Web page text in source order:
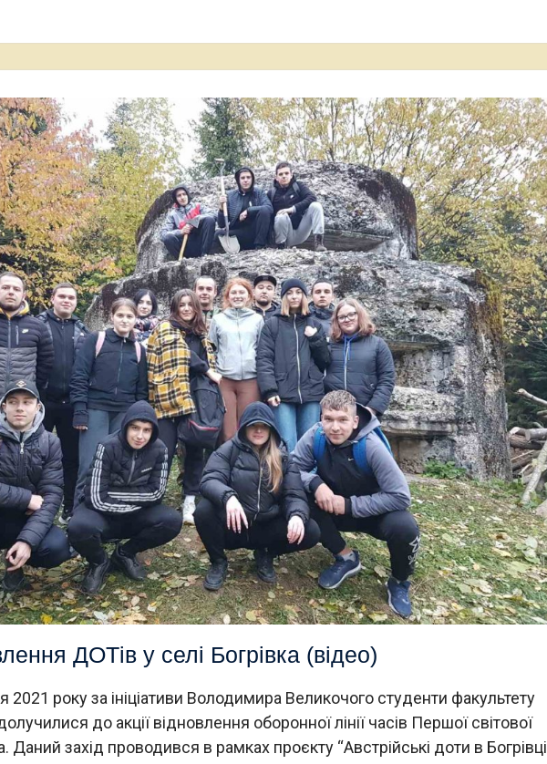
ДОТів у селі Богрівка (відео)
2021 року за ініціативи Володимира Великочого студенти факультету
до акції відновлення оборонної лінії часів Першої світової
Даний захід проводився в рамках проєкту “Австрійські доти в Богрівці